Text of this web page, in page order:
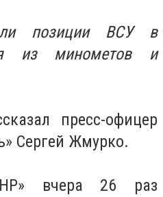
позиции ВСУ в
из минометов и
пресс-офицер
Сергей Жмурко.
вчера 26 раз